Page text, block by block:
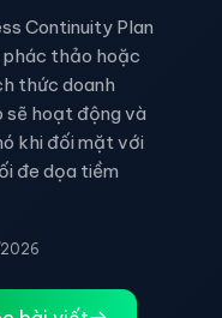
Continuity Plan
phác thảo hoặc
thức doanh
sẽ hoạt động và
khi đối mặt với
đe dọa tiềm